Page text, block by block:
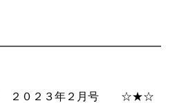
０２３年２月号 ☆★☆